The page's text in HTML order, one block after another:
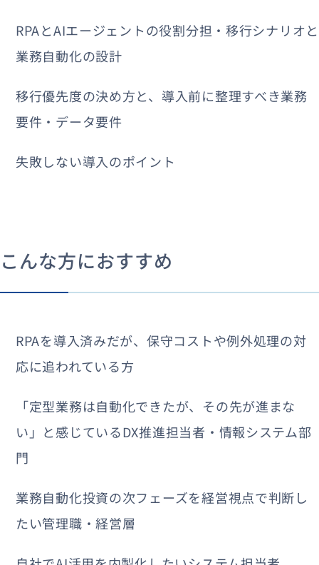
RPAとAIエージェントの役割分担・移行シナリオと
業務自動化の設計
移行優先度の決め方と、導入前に整理すべき業務
要件・データ要件
失敗しない導入のポイント
こんな方におすすめ
RPAを導入済みだが、保守コストや例外処理の対
応に追われている方
「定型業務は自動化できたが、その先が進まな
い」と感じているDX推進担当者・情報システム部
門
業務自動化投資の次フェーズを経営視点で判断し
たい管理職・経営層